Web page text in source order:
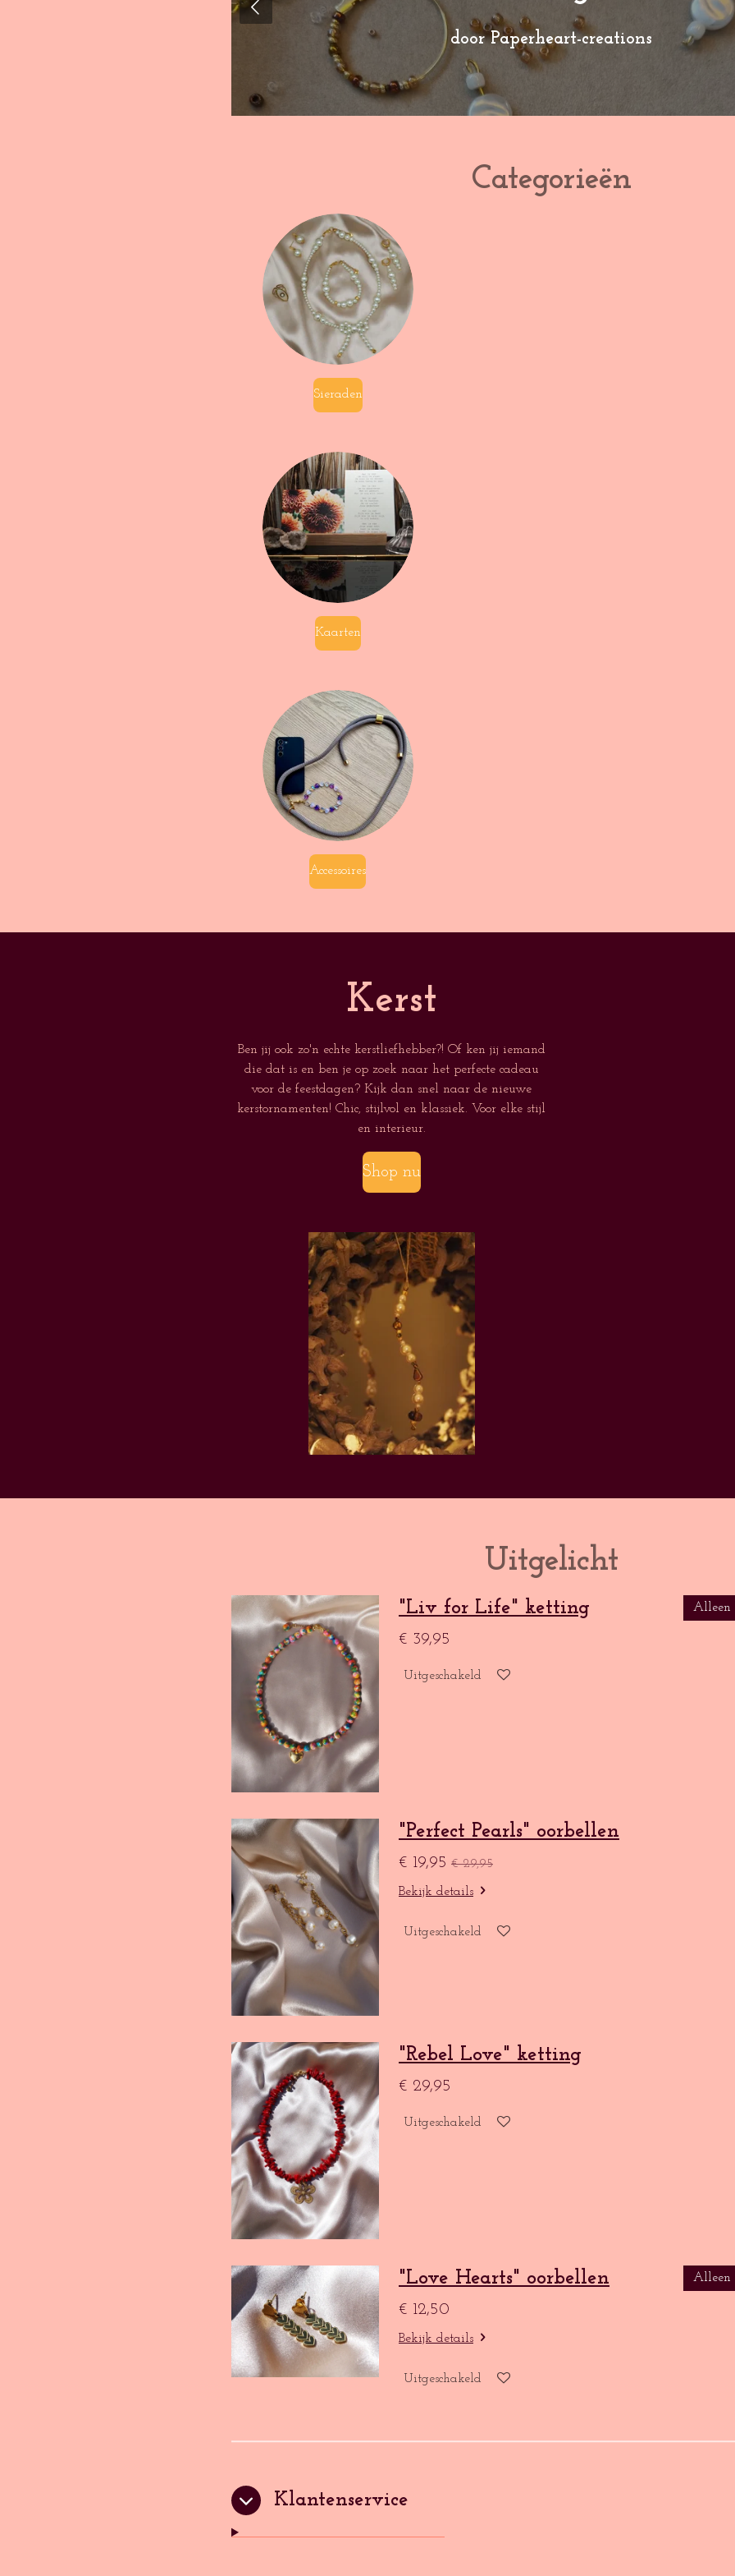
door Paperheart-creations
Categorieën
Sieraden
Kaarten
Accessoires
Kerst
Ben jij ook zo'n echte kerstliefhebber?! Of ken jij iemand
die dat is en ben je op zoek naar het perfecte cadeau
voor de feestdagen? Kijk dan snel naar de nieuwe
kerstornamenten! Chic, stijlvol en klassiek. Voor elke stijl
en interieur.
Shop nu
Uitgelicht
Alleen
"Liv for Life" ketting
€ 39,95
Uitgeschakeld
"Perfect Pearls" oorbellen
€ 19,95 € 29,95
Bekijk details
Uitgeschakeld
"Rebel Love" ketting
€ 29,95
Uitgeschakeld
Alleen
"Love Hearts" oorbellen
€ 12,50
Bekijk details
Uitgeschakeld
Klantenservice